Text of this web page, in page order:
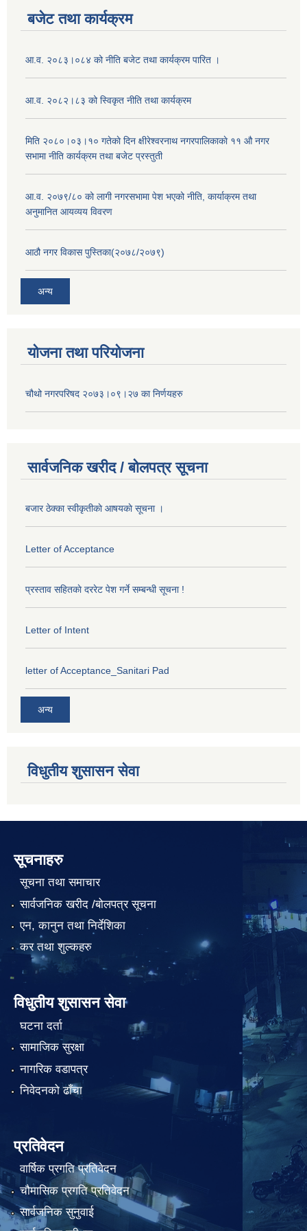
बजेट तथा कार्यक्रम
आ.व. २०८३।०८४ को नीति बजेट तथा कार्यक्रम पारित ।
आ.व. २०८२।८३ को स्विकृत नीति तथा कार्यक्रम
मिति २०८०।०३।१० गतेकाे दिन क्षीरेश्वरनाथ नगरपालिकाकाे ११ ‍औ नगर
सभामा नीति कार्यक्रम तथा बजेट प्रस्तुती
आ.व. २०७९/८० को लागी नगरसभामा पेश भएको नीति, कार्याक्रम तथा
अनुमानित आयव्यय विवरण
आठौ नगर विकास पुस्तिका(२०७८/२०७९)
अन्य
योजना तथा परियोजना
चौथो नगरपरिषद २०७३।०९।२७ का निर्णयहरु
सार्वजनिक खरीद / बोलपत्र सूचना
बजार ठेक्का स्वीकृतीकाे आषयकाे सूचना ।
Letter of Acceptance
प्रस्ताव सहितकाे दररेट पेश गर्ने सम्बन्धी सूचना !
Letter of Intent
letter of Acceptance_Sanitari Pad
अन्य
विधुतीय शुसासन सेवा
सूचनाहरु
सूचना तथा समाचार
सार्वजनिक खरीद /बोलपत्र सूचना
एन, कानुन तथा निर्देशिका
कर तथा शुल्कहरु
विधुतीय शुसासन सेवा
घटना दर्ता
सामाजिक सुरक्षा
नागरिक वडापत्र
निवेदनको ढाँचा
प्रतिवेदन
वार्षिक प्रगति प्रतिवेदन
चौमासिक प्रगति प्रतिवेदन
सार्वजनिक सुनुवाई